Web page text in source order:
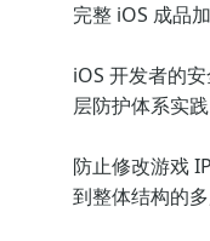
完整 iOS 成品
iOS 开发者的
层防护体系实践
防止修改游戏
到整体结构的